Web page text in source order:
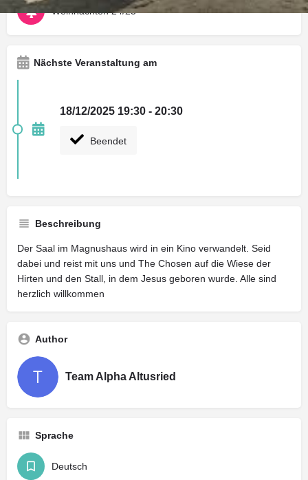
Weihnachten 24/25
Nächste Veranstaltung am
18/12/2025 19:30 - 20:30
Beendet
Beschreibung
Der Saal im Magnushaus wird in ein Kino verwandelt. Seid
dabei und reist mit uns und The Chosen auf die Wiese der
Hirten und den Stall, in dem Jesus geboren wurde. Alle sind
herzlich willkommen
Author
Team Alpha Altusried
Sprache
Deutsch